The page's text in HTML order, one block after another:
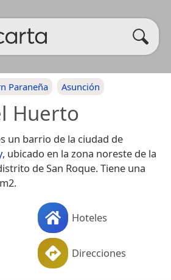
Paraneña Asunción
Huerto
un barrio de la ciudad de
, ubicado en la zona noreste de la
de San Roque. Tiene una
Hoteles
Direcciones